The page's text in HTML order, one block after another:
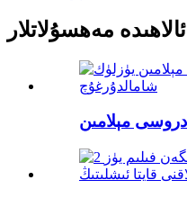
ئالاھىدە مەھسۇلاتلار